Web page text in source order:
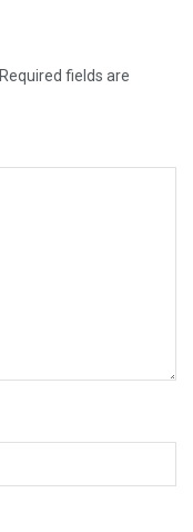
Required fields are